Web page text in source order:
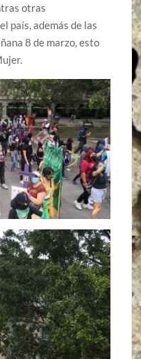
otras
país, además de las
8 de marzo, esto